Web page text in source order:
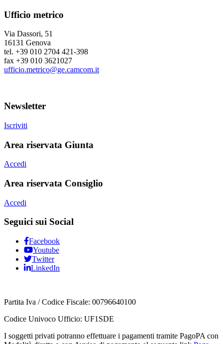
Ufficio metrico
Via Dassori, 51
16131 Genova
tel. +39 010 2704 421-398
fax +39 010 3621027
ufficio.metrico@ge.camcom.it
Newsletter
Iscriviti
Area riservata Giunta
Accedi
Area riservata Consiglio
Accedi
Seguici sui Social
Facebook
Youtube
Twitter
LinkedIn
Partita Iva / Codice Fiscale: 00796640100
Codice Univoco Ufficio: UF1SDE
I soggetti privati potranno effettuare i pagamenti tramite PagoPA con